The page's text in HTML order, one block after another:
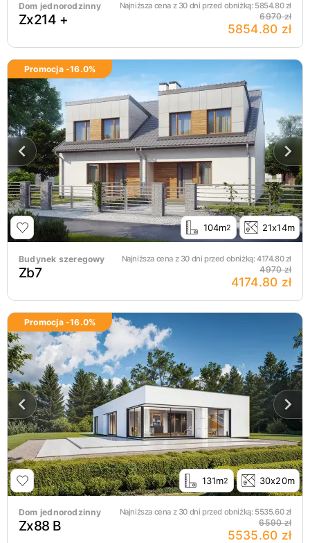
Dom jednorodzinny Najniższa cena z 30 dni przed obniżką: 5854.80zł
Zx214 + 6970 zł
5854.80 zł
Promocja -16.0%
104m2 21x14m
Budynek szeregowy Najniższa cena z 30 dni przed obniżką:4174.80zł
Zb7 4970 zł
4174.80 zł
Promocja -16.0%
131m2 30x20m
Dom jednorodzinny Najniższa cena z 30 dni przed obniżką: 5535.60zł
Zx88 B 6590 zł
5535.60 zł